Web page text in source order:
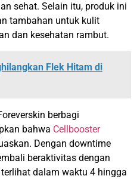
sehat. Selain itu, produk ini
tambahan untuk kulit
dan kesehatan rambut.
Flek Hitam di
berbagi
bahwa Cellbooster
Dengan downtime
beraktivitas dengan
dalam waktu 4 hingga